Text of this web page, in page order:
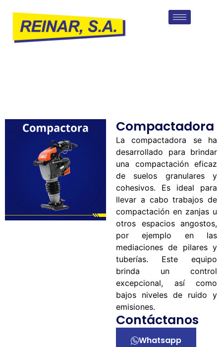
Compactadora
La compactadora se ha
desarrollado para brindar
una compactación eficaz
de suelos granulares y
cohesivos. Es ideal para
llevar a cabo trabajos de
compactación en zanjas u
otros espacios angostos,
por ejemplo en las
mediaciones de pilares y
tuberías. Este equipo
brinda un control
excepcional, así como
bajos niveles de ruido y
emisiones.
Contáctanos
Whatsapp